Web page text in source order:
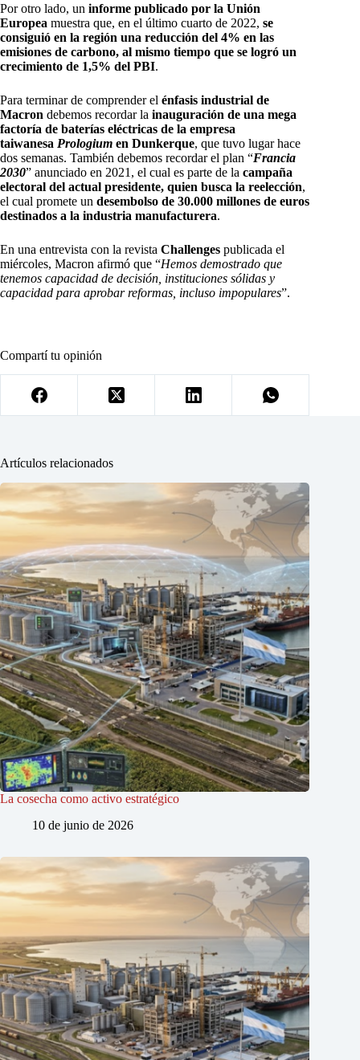
Por otro lado, un informe publicado por la Unión
Europea muestra que, en el último cuarto de 2022, se
consiguió en la región una reducción del 4% en las
emisiones de carbono, al mismo tiempo que se logró un
crecimiento de 1,5% del PBI.
Para terminar de comprender el énfasis industrial de
Macron debemos recordar la inauguración de una mega
factoría de baterías eléctricas de la empresa
taiwanesa Prologium en Dunkerque, que tuvo lugar hace
dos semanas. También debemos recordar el plan “Francia
2030” anunciado en 2021, el cual es parte de la campaña
electoral del actual presidente, quien busca la reelección,
el cual promete un desembolso de 30.000 millones de euros
destinados a la industria manufacturera.
En una entrevista con la revista Challenges publicada el
miércoles, Macron afirmó que “Hemos demostrado que
tenemos capacidad de decisión, instituciones sólidas y
capacidad para aprobar reformas, incluso impopulares”.
Compartí tu opinión
Artículos relacionados
La cosecha como activo estratégico
10 de junio de 2026